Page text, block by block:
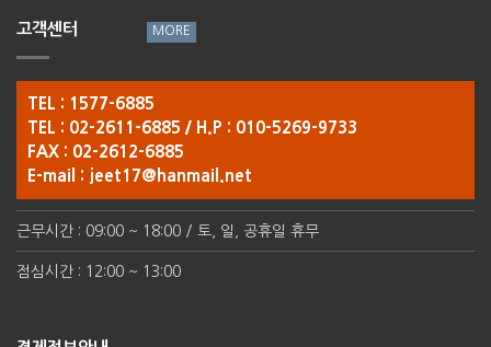
고객센터
TEL : 1577-6885
TEL : 02-2611-6885 / H.P : 010-5269-9733
FAX : 02-2612-6885
E-mail : jeet17@hanmail.net
근무시간 : 09:00 ~ 18:00 / 토, 일, 공휴일 휴무
점심시간 : 12:00 ~ 13:00